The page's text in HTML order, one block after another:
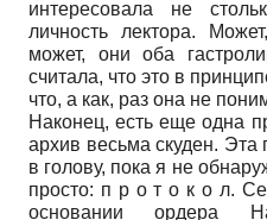
интересовала не
личность лектора.
может, они оба
считала, что это в
что, а как, раз она не
Наконец, есть еще одна
архив весьма скуден.
в голову, пока я не
просто: п р о т о к о л.
основании ордера